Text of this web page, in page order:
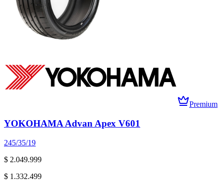
Premium
YOKOHAMA Advan Apex V601
245/35/19
$ 2.049.999
$ 1.332.499